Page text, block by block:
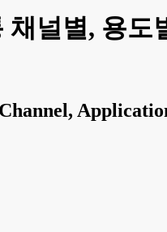
널별, 용도